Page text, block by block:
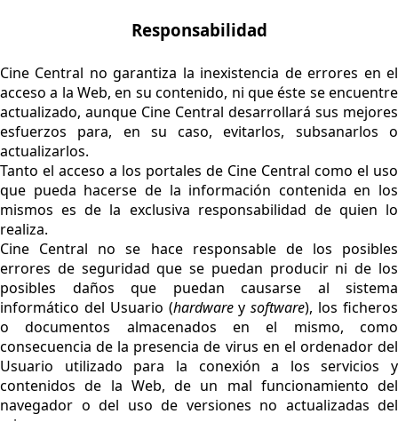
Responsabilidad
Cine Central no garantiza la inexistencia de errores en el
acceso a la Web, en su contenido, ni que éste se encuentre
actualizado, aunque Cine Central desarrollará sus mejores
esfuerzos para, en su caso, evitarlos, subsanarlos o
actualizarlos.
Tanto el acceso a los portales de Cine Central como el uso
que pueda hacerse de la información contenida en los
mismos es de la exclusiva responsabilidad de quien lo
realiza.
Cine Central no se hace responsable de los posibles
errores de seguridad que se puedan producir ni de los
posibles daños que puedan causarse al sistema
informático del Usuario (hardwareysoftware), los ficheros
o documentos almacenados en el mismo, como
consecuencia de la presencia de virus en el ordenador del
Usuario utilizado para la conexión a los servicios y
contenidos de la Web, de un mal funcionamiento del
navegador o del uso de versiones no actualizadas del